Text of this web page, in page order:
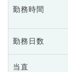
勤務時間
勤務日数
当直